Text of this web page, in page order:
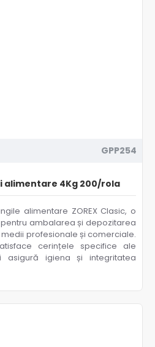
GPP254
alimentare 4Kg 200/rola
alimentare ZOREX Clasic, o
ambalarea și depozitarea
profesionale și comerciale.
cerințele specifice ale
asigură igiena și integritatea